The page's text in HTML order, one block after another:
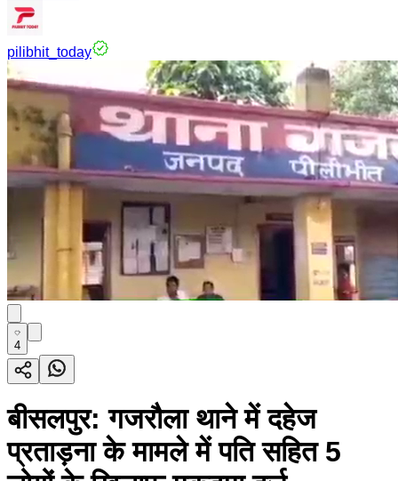
pilibhit_today
4
बीसलपुर: गजरौला थाने में दहेज
प्रताड़ना के मामले में पति सहित 5